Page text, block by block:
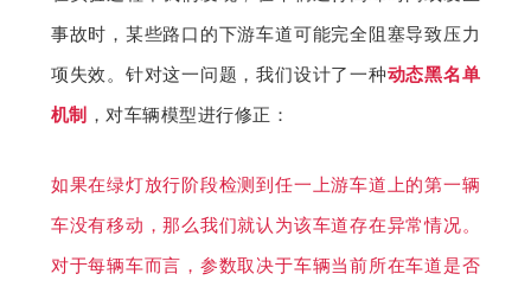
事故时，某些路口的下游车道可能完全阻塞导致压力
项失效。针对这一问题，我们设计了一种动态黑名单
机制 ，对车辆模型进行修正：
如果在绿灯放行阶段检测到任一上游车道上的第一辆
车没有移动，那么我们就认为该车道存在异常情况。
对于每辆车而言，参数取决于车辆当前所在车道是否